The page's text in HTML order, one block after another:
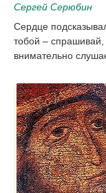
Сергей Серюбин
Сердце
тобой –
внимательно